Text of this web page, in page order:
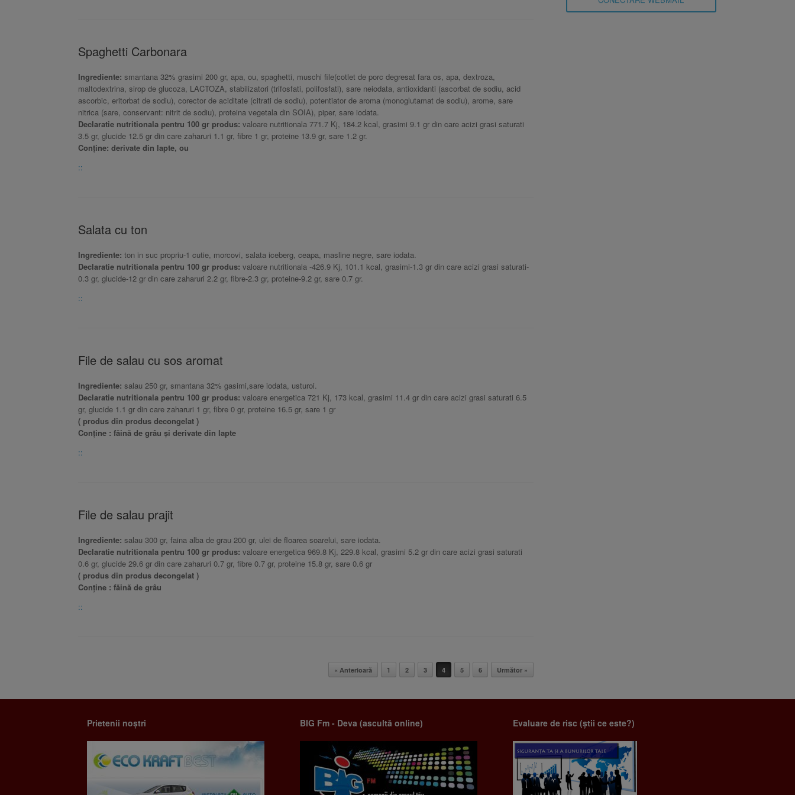
Spaghetti Carbonara
Ingrediente: smantana 32% grasimi 200 gr, apa, ou, spaghetti, muschi file(cotlet de porc degresat fara os, apa, dextroza,
maltodextrina, sirop de glucoza, LACTOZA, stabilizatori (trifosfati, polifosfati), sare neiodata, antioxidanti (ascorbat de sodiu, acid
ascorbic, eritorbat de sodiu), corector de aciditate (citrati de sodiu), potentiator de aroma (monoglutamat de sodiu), arome, sare
nitrica (sare, conservant: nitrit de sodiu), proteina vegetala din SOIA), piper, sare iodata.
Declaratie nutritionala pentru 100 gr produs: valoare nutritionala 771.7 Kj, 184.2 kcal, grasimi 9.1 gr din care acizi grasi saturati
3.5 gr, glucide 12.5 gr din care zaharuri 1.1 gr, fibre 1 gr, proteine 13.9 gr, sare 1.2 gr.
Conține: derivate din lapte, ou
::
Salata cu ton
Ingrediente: ton in suc propriu-1 cutie, morcovi, salata iceberg, ceapa, masline negre, sare iodata.
Declaratie nutritionala pentru 100 gr produs: valoare nutritionala -426.9 Kj, 101.1 kcal, grasimi-1.3 gr din care acizi grasi saturati-
0.3 gr, glucide-12 gr din care zaharuri 2.2 gr, fibre-2.3 gr, proteine-9.2 gr, sare 0.7 gr.
::
File de salau cu sos aromat
Ingrediente: salau 250 gr, smantana 32% gasimi,sare iodata, usturoi.
Declaratie nutritionala pentru 100 gr produs: valoare energetica 721 Kj, 173 kcal, grasimi 11.4 gr din care acizi grasi saturati 6.5
gr, glucide 1.1 gr din care zaharuri 1 gr, fibre 0 gr, proteine 16.5 gr, sare 1 gr
( produs din produs decongelat )
Conține : făină de grâu și derivate din lapte
::
File de salau prajit
Ingrediente: salau 300 gr, faina alba de grau 200 gr, ulei de floarea soarelui, sare iodata.
Declaratie nutritionala pentru 100 gr produs: valoare energetica 969.8 Kj, 229.8 kcal, grasimi 5.2 gr din care acizi grasi saturati
0.6 gr, glucide 29.6 gr din care zaharuri 0.7 gr, fibre 0.7 gr, proteine 15.8 gr, sare 0.6 gr
( produs din produs decongelat )
Conține : făină de grâu
::
« Anterioară 1 2 3 4 5 6 Următor »
Prietenii noștri BIG Fm - Deva (ascultă online) Evaluare de risc (știi ce este?)